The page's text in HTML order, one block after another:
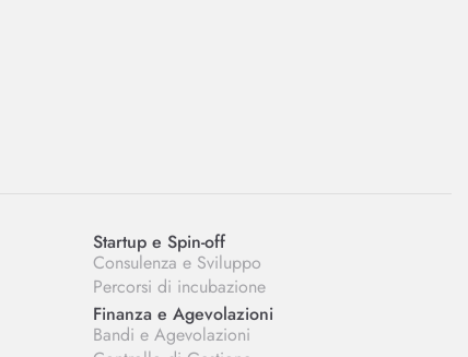
Startup e Spin-off
Consulenza e Sviluppo
Percorsi di incubazione
Finanza e Agevolazioni
Bandi e Agevolazioni